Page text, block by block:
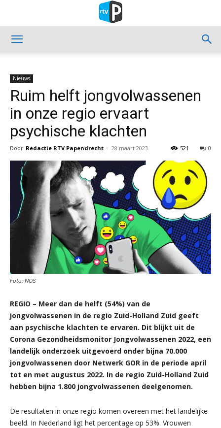
Nieuws
Ruim helft jongvolwassenen
in onze regio ervaart
psychische klachten
Door Redactie RTV Papendrecht - 28 maart 2023 0
521
Foto: NOS
REGIO – Meer dan de helft (54%) van de
jongvolwassenen in de regio Zuid-Holland Zuid geeft
aan psychische klachten te ervaren. Dit blijkt uit de
Corona Gezondheidsmonitor Jongvolwassenen 2022, een
landelijk onderzoek uitgevoerd onder bijna 70.000
jongvolwassenen door Netwerk GOR in de periode april
tot en met augustus 2022. In de regio Zuid-Holland Zuid
hebben bijna 1.800 jongvolwassenen deelgenomen.
De resultaten in onze regio komen overeen met het landelijke
beeld. In Nederland ligt het percentage op 53%. Vrouwen